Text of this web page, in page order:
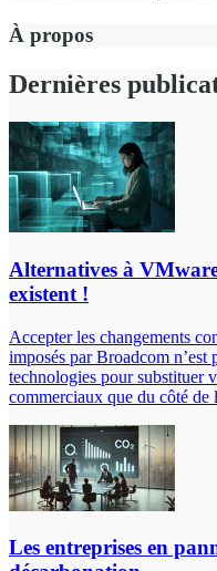
À propos
Dernières
Alternatives à
existent !
Accepter les changements
imposés par Broadcom
technologies pour substituer
commerciaux que du côté de
Les entreprises en